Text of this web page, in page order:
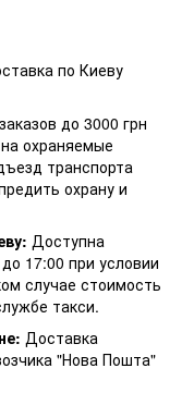
по Киеву
до 3000 грн
охраняемые
транспорта
охрану и
Доступна
17:00 при условии
случае стоимость
такси.
Доставка
"Нова Пошта"